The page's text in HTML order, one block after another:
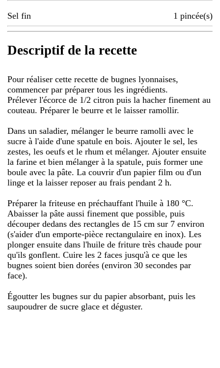
Sel fin 1 pincée(s)
Descriptif de la recette
Pour réaliser cette recette de bugnes lyonnaises,
commencer par préparer tous les ingrédients.
Prélever l'écorce de 1/2 citron puis la hacher finement au
couteau. Préparer le beurre et le laisser ramollir.
Dans un saladier, mélanger le beurre ramolli avec le
sucre à l'aide d'une spatule en bois. Ajouter le sel, les
zestes, les oeufs et le rhum et mélanger. Ajouter ensuite
la farine et bien mélanger à la spatule, puis former une
boule avec la pâte. La couvrir d'un papier film ou d'un
linge et la laisser reposer au frais pendant 2 h.
Préparer la friteuse en préchauffant l'huile à 180 °C.
Abaisser la pâte aussi finement que possible, puis
découper dedans des rectangles de 15 cm sur 7 environ
(s'aider d'un emporte-pièce rectangulaire en inox). Les
plonger ensuite dans l'huile de friture très chaude pour
qu'ils gonflent. Cuire les 2 faces jusqu'à ce que les
bugnes soient bien dorées (environ 30 secondes par
face).
Égoutter les bugnes sur du papier absorbant, puis les
saupoudrer de sucre glace et déguster.